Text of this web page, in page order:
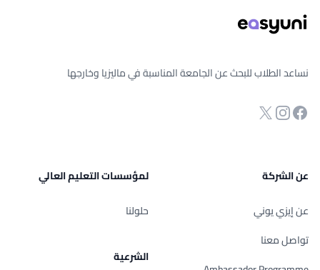
نساعد الطلاب للبحث عن الجامعة المناسبة في ماليزيا وخارجها
صفحة الفيسبوك
انستجرام
Twitter
عن الشركة
عن إيزي يوني
تواصل معنا
لمؤسسات التعليم العالي
حلولنا
الشرعية